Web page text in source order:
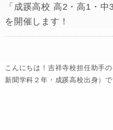
「成蹊高校 高2・高1・中
を開催します！
こんにちは！吉祥寺校担任助手
新聞学科２年・成蹊高校出身）で